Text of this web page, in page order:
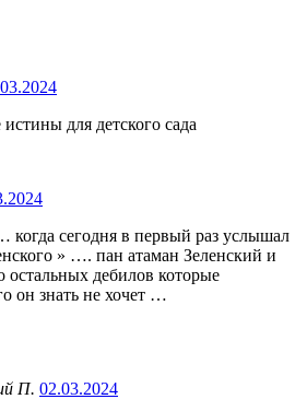
для детского сада
когда сегодня в первый раз услышал
» …. пан атаман Зеленский и
дебилов которые
он знать не хочет …
П. 02.03.2024